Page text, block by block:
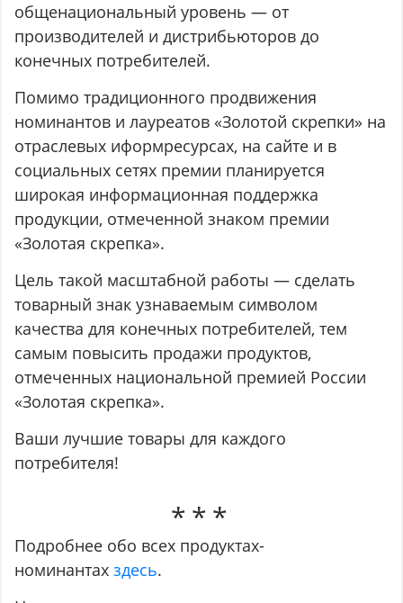
общенациональный уровень — от
производителей и дистрибьюторов до
конечных потребителей.
Помимо традиционного продвижения
номинантов и лауреатов «Золотой скрепки» на
отраслевых иформресурсах, на сайте и в
социальных сетях премии планируется
широкая информационная поддержка
продукции, отмеченной знаком премии
«Золотая скрепка».
Цель такой масштабной работы — сделать
товарный знак узнаваемым символом
качества для конечных потребителей, тем
самым повысить продажи продуктов,
отмеченных национальной премией России
«Золотая скрепка».
Ваши лучшие товары для каждого
потребителя!
Подробнее обо всех продуктах-
номинантахздесь.